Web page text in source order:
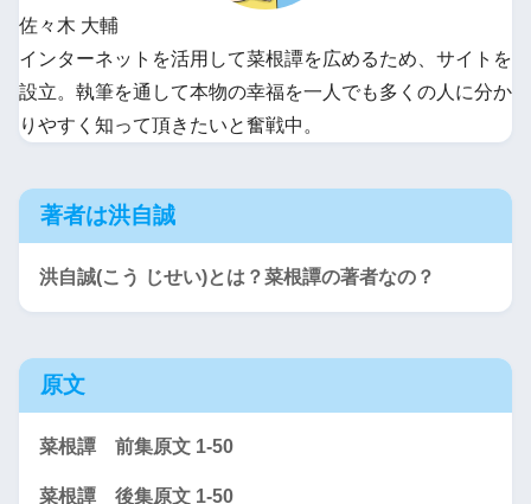
佐々木 大輔
インターネットを活用して菜根譚を広めるため、サイトを
設立。執筆を通して本物の幸福を一人でも多くの人に分か
りやすく知って頂きたいと奮戦中。
著者は洪自誠
洪自誠(こう じせい)とは？菜根譚の著者なの？
原文
菜根譚 前集原文 1-50
菜根譚 後集原文 1-50